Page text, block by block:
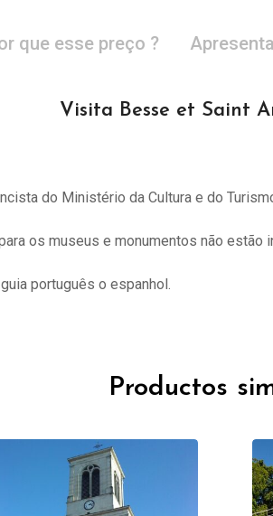
que esse preço ?
Visita Besse et Saint
do Ministério da Cultura e do
os museus e monumentos não estão
português o espanhol.
Productos